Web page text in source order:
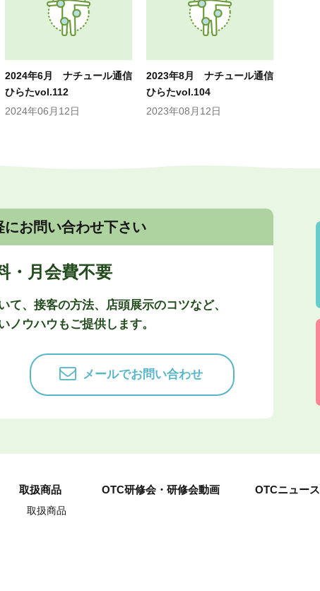
2024年6月 ナチュール通信
ひらたvol.112
2024年06月12日
2023年8月 ナチュール通信
ひらたvol.104
2023年08月12日
お問い合わせ下さい
・月会費不要
、接客の方法、店頭展示のコツなど、
ノウハウもご提供します。
メールでお問い合わせ
取扱商品
取扱商品
OTC研修会・研修会動画 OTCニュース